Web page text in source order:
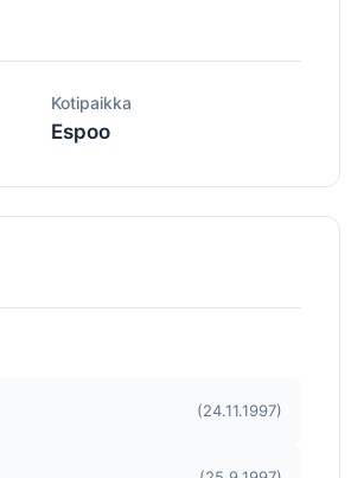
Kotipaikka
Espoo
(24.11.1997)